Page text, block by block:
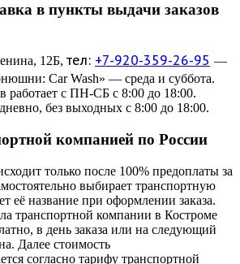
в пункты выдачи заказов
12Б, тел: +7-920-359-26-95 —
Car Wash» — среда и суббота.
работает с ПН-СБ с 8:00 до 18:00.
без выходных с 8:00 до 18:00.
компанией по России
только после 100% предоплаты за
выбирает транспортную
её название при оформлении заказа.
транспортной компании в Костроме
в день заказа или на следующий
Далее стоимость
согласно тарифу транспортной